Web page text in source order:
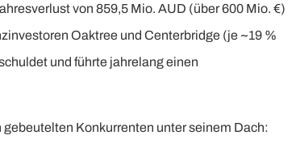
von 859,5 Mio. AUD (über 600 Mio. €)
Oaktree und Centerbridge (je ~19 %
und führte jahrelang einen
Konkurrenten unter seinem Dach: